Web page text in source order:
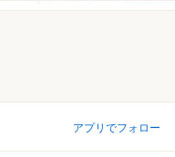
アプリでフォロー